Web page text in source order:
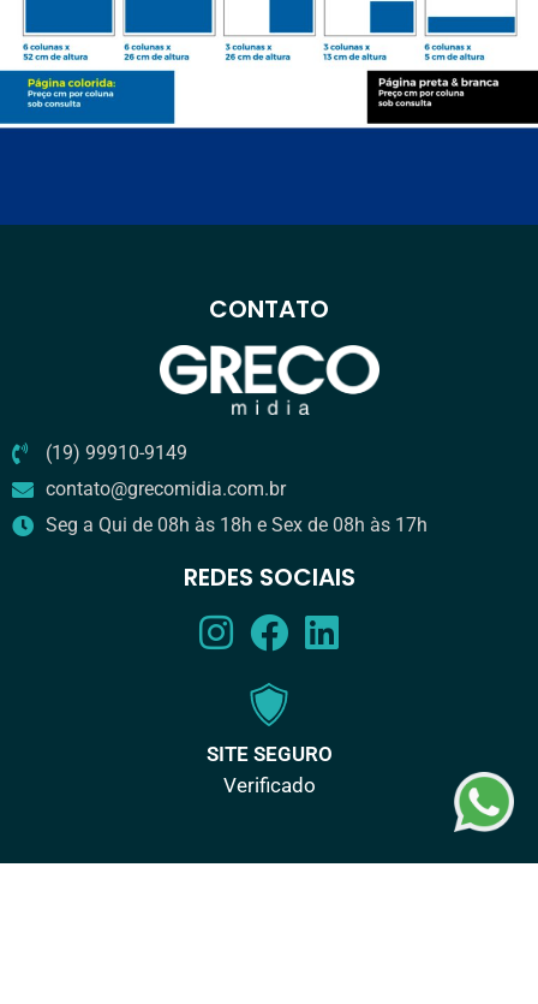
CONTATO
(19) 99910-9149
contato@grecomidia.com.br
Seg a Qui de 08h às 18h e Sex de 08h às 17h
REDES SOCIAIS
SITE SEGURO
Verificado